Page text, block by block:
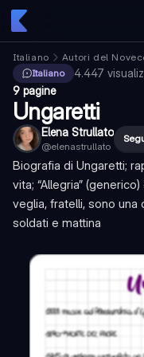
Italiano Autori del
Italiano
4.447
9 pagine
Ungaretti
Elena Strullato
@elenastrullato
Biografia di Ungaretti;
vita; “Allegria”
veglia, fratelli, sono una
soldati e mattina